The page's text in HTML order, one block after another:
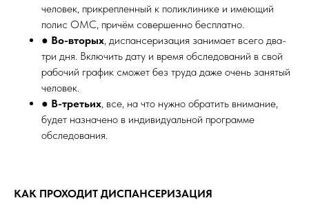
человек, прикрепленный к поликлинике и имеющий
полис ОМС, причём совершенно бесплатно.
● Во-вторых, диспансеризация занимает всего два-
три дня. Включить дату и время обследований в свой
рабочий график сможет без труда даже очень занятый
человек.
● В-третьих, все, на что нужно обратить внимание,
будет назначено в индивидуальной программе
обследования.
КАК ПРОХОДИТ ДИСПАНСЕРИЗАЦИЯ